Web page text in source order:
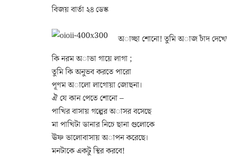
বিজয় বার্তা ২৪ ডেস্ক
অাচ্ছা শোনো! তুমি অাজ চাঁদ
কি নরম অাভা গায়ে লাগা ;
তুমি কি অনুভব করতে পারো
পূণম অালো লাগোয়া জোছনা।
ঐ যে কান পেতে শোনো –
পাখির বাসায় গল্পের অাসর বসেছে
মা পাখিটা ডানার নিচে ছানা গুলোকে
ঊষ্ণ ভালোবাসায় অাপন করেছে।
মনটাকে একটু স্থির করবে!